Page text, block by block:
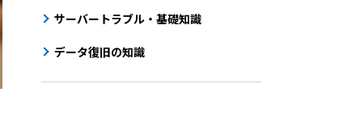
サーバートラブル・基礎知識
データ復旧の知識